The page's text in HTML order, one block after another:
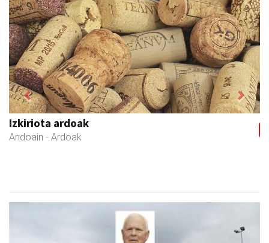
Izkiriota ardoak
Andoain - Ardoak
Previous Next